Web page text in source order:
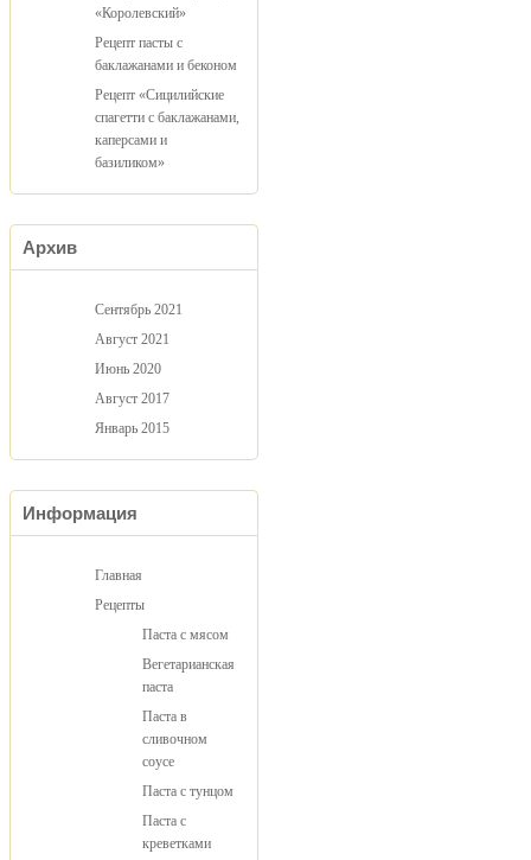
«Королевский»
Рецепт пасты с
баклажанами и беконом
Рецепт «Сицилийские
спагетти с баклажанами,
каперсами и
базиликом»
Архив
Сентябрь 2021
Август 2021
Июнь 2020
Август 2017
Январь 2015
Информация
Главная
Рецепты
Паста с мясом
Вегетарианская
паста
Паста в
сливочном
соусе
Паста с тунцом
Паста с
креветками